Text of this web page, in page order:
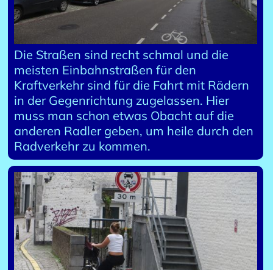
Die Straßen sind recht schmal und die
meisten Einbahnstraßen für den
Kraftverkehr sind für die Fahrt mit Rädern
in der Gegenrichtung zugelassen. Hier
muss man schon etwas Obacht auf die
anderen Radler geben, um heile durch den
Radverkehr zu kommen.